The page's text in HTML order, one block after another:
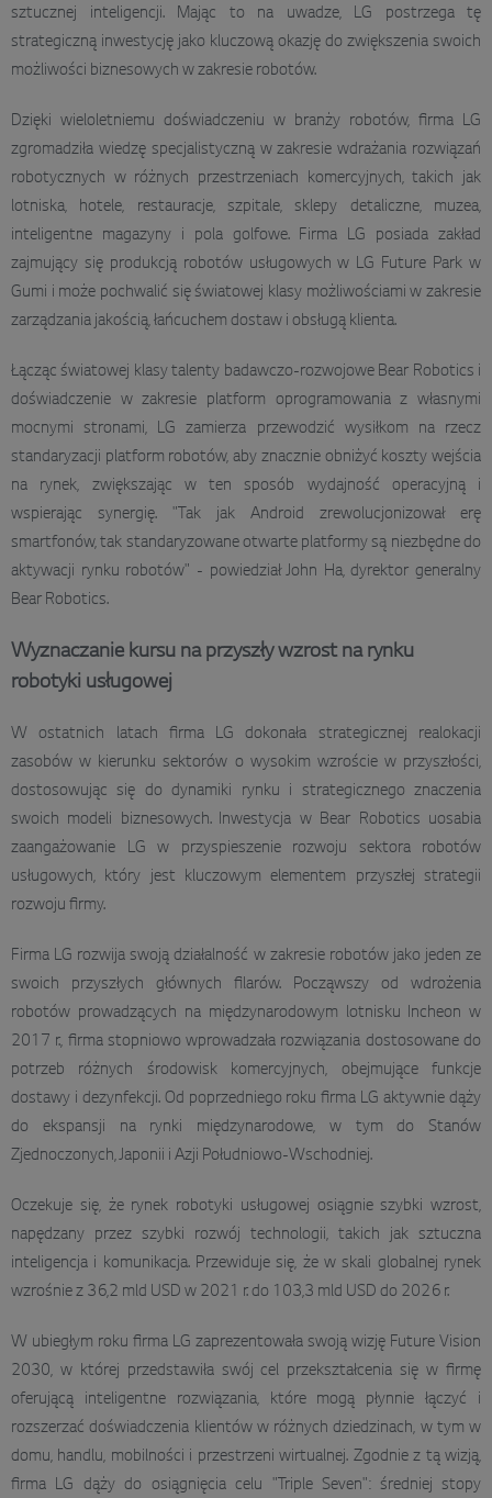
sztucznej inteligencji. Mając to na uwadze, LG postrzega tę
strategiczną inwestycję jako kluczową okazję do zwiększenia swoich
możliwości biznesowych w zakresie robotów.
Dzięki wieloletniemu doświadczeniu w branży robotów, firma LG
zgromadziła wiedzę specjalistyczną w zakresie wdrażania rozwiązań
robotycznych w różnych przestrzeniach komercyjnych, takich jak
lotniska, hotele, restauracje, szpitale, sklepy detaliczne, muzea,
inteligentne magazyny i pola golfowe. Firma LG posiada zakład
zajmujący się produkcją robotów usługowych w LG Future Park w
Gumi i może pochwalić się światowej klasy możliwościami w zakresie
zarządzania jakością, łańcuchem dostaw i obsługą klienta.
Łącząc światowej klasy talenty badawczo-rozwojowe Bear Robotics i
doświadczenie w zakresie platform oprogramowania z własnymi
mocnymi stronami, LG zamierza przewodzić wysiłkom na rzecz
standaryzacji platform robotów, aby znacznie obniżyć koszty wejścia
na rynek, zwiększając w ten sposób wydajność operacyjną i
wspierając synergię. "Tak jak Android zrewolucjonizował erę
smartfonów, tak standaryzowane otwarte platformy są niezbędne do
aktywacji rynku robotów" - powiedział John Ha, dyrektor generalny
Bear Robotics.
Wyznaczanie kursu na przyszły wzrost na rynku
robotyki usługowej
W ostatnich latach firma LG dokonała strategicznej realokacji
zasobów w kierunku sektorów o wysokim wzroście w przyszłości,
dostosowując się do dynamiki rynku i strategicznego znaczenia
swoich modeli biznesowych. Inwestycja w Bear Robotics uosabia
zaangażowanie LG w przyspieszenie rozwoju sektora robotów
usługowych, który jest kluczowym elementem przyszłej strategii
rozwoju firmy.
Firma LG rozwija swoją działalność w zakresie robotów jako jeden ze
swoich przyszłych głównych filarów. Począwszy od wdrożenia
robotów prowadzących na międzynarodowym lotnisku Incheon w
2017 r., firma stopniowo wprowadzała rozwiązania dostosowane do
potrzeb różnych środowisk komercyjnych, obejmujące funkcje
dostawy i dezynfekcji. Od poprzedniego roku firma LG aktywnie dąży
do ekspansji na rynki międzynarodowe, w tym do Stanów
Zjednoczonych, Japonii i Azji Południowo-Wschodniej.
Oczekuje się, że rynek robotyki usługowej osiągnie szybki wzrost,
napędzany przez szybki rozwój technologii, takich jak sztuczna
inteligencja i komunikacja. Przewiduje się, że w skali globalnej rynek
wzrośnie z 36,2 mld USD w 2021 r. do 103,3 mld USD do 2026 r.
W ubiegłym roku firma LG zaprezentowała swoją wizję Future Vision
2030, w której przedstawiła swój cel przekształcenia się w firmę
oferującą inteligentne rozwiązania, które mogą płynnie łączyć i
rozszerzać doświadczenia klientów w różnych dziedzinach, w tym w
domu, handlu, mobilności i przestrzeni wirtualnej. Zgodnie z tą wizją,
firma LG dąży do osiągnięcia celu "Triple Seven": średniej stopy